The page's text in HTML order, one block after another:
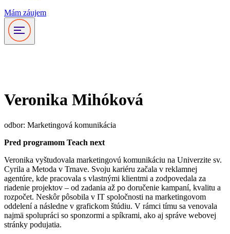
Mám záujem
Veronika Mihóková
odbor: Marketingová komunikácia
Pred programom Teach next
Veronika vyštudovala marketingovú komunikáciu na Univerzite sv.
Cyrila a Metoda v Trnave. Svoju kariéru začala v reklamnej
agentúre, kde pracovala s vlastnými klientmi a zodpovedala za
riadenie projektov – od zadania až po doručenie kampaní, kvalitu a
rozpočet. Neskôr pôsobila v IT spoločnosti na marketingovom
oddelení a následne v grafickom štúdiu. V rámci tímu sa venovala
najmä spolupráci so sponzormi a spíkrami, ako aj správe webovej
stránky podujatia.